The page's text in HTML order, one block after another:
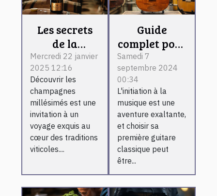
Les secrets
de la
fabrication
des
champagnes
millésimés
expliqués
Mercredi 22 janvier
2025 12:16
Découvrir les
champagnes
millésimés est une
invitation à un
voyage exquis au
cœur des traditions
viticoles....
Guide
complet pour
choisir une
guitare
classique
pour
débutants
Samedi 7
septembre 2024
00:34
L'initiation à la
musique est une
aventure exaltante,
et choisir sa
première guitare
classique peut
être...